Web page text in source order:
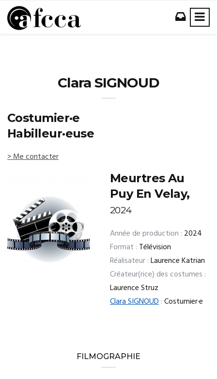
Clara SIGNOUD
Costumier·e
Habilleur·euse
> Me contacter
Meurtres Au
Puy En Velay,
2024
Année de production : 2024
Format : Télévision
Réalisateur :Laurence Katrian
Créateur(rice) des costumes :
Laurence Struz
Clara SIGNOUD:Costumier·e
FILMOGRAPHIE